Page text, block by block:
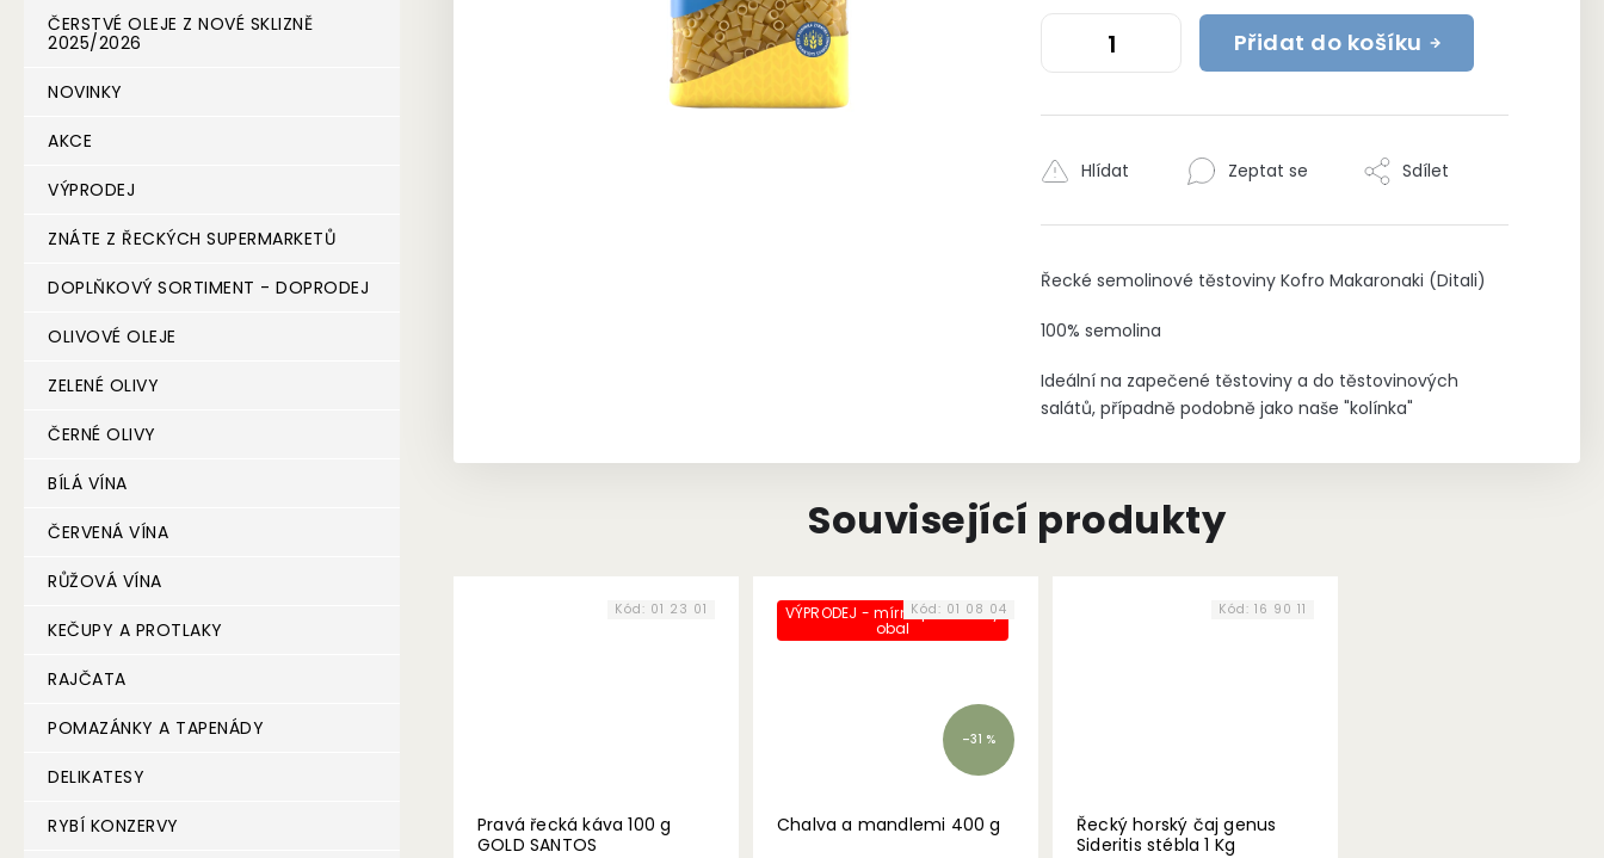
ČERSTVÉ OLEJE Z NOVÉ SKLIZNĚ
2025/2026
NOVINKY
AKCE
VÝPRODEJ
ZNÁTE Z ŘECKÝCH SUPERMARKETŮ
DOPLŇKOVÝ SORTIMENT - DOPRODEJ
OLIVOVÉ OLEJE
ZELENÉ OLIVY
ČERNÉ OLIVY
BÍLÁ VÍNA
ČERVENÁ VÍNA
RŮŽOVÁ VÍNA
KEČUPY A PROTLAKY
RAJČATA
POMAZÁNKY A TAPENÁDY
DELIKATESY
RYBÍ KONZERVY
Přidat do košíku
Řecké semolinové těstoviny Kofro Makaronaki (Ditali)
100% semolina
Ideální na zapečené těstoviny a do těstovinových
salátů, případně podobně jako naše "kolínka"
Zeptat se
Hlídat Sdílet
Související produkty
Pravá řecká káva 100 g
GOLD SANTOS
Kód: 01 23 01 VÝPRODEJ - mírně poškozený
obal
–31 %
Chalva a mandlemi 400 g
Kód: 01 08 04
Řecký horský čaj genus
Sideritis stébla 1 Kg
Kód: 16 90 11